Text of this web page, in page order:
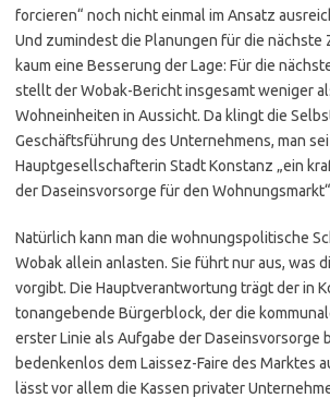
forcieren“ noch nicht einmal im Ansatz
Und zumindest die Planungen für die
kaum eine Besserung der Lage: Für die
stellt der Wobak-Bericht insgesamt weniger
Wohneinheiten in Aussicht. Da klingt die
Geschäftsführung des Unternehmens, man
Hauptgesellschafterin Stadt Konstanz „ein
der Daseinsvorsorge für den
Natürlich kann man die wohnungspolitische
Wobak allein anlasten. Sie führt nur aus, was
vorgibt. Die Hauptverantwortung trägt der in
tonangebende Bürgerblock, der die
erster Linie als Aufgabe der Daseinsvorsorge
bedenkenlos dem Laissez-Faire des Marktes
lässt vor allem die Kassen privater